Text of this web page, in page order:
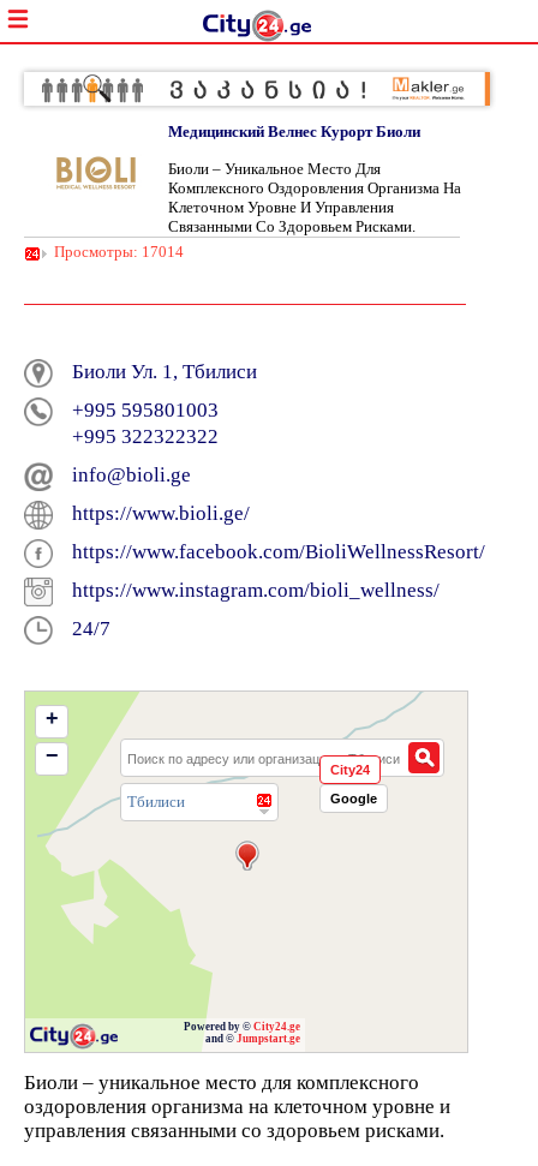
Медицинский Велнес Курорт Биоли
Биоли – Уникальное Место Для
Комплексного Оздоровления Организма На
Клеточном Уровне И Управления
Связанными Со Здоровьем Рисками.
Просмотры: 17014
Биоли Ул. 1, Тбилиси
+995 595801003
+995 322322322
info@bioli.ge
https://www.bioli.ge/
https://www.facebook.com/BioliWellnessResort/
https://www.instagram.com/bioli_wellness/
24/7
Тбилиси
Powered by © City24.ge
and © Jumpstart.ge
+
−
City24
Google
Биоли – уникальное место для комплексного
оздоровления организма на клеточном уровне и
управления связанными со здоровьем рисками.